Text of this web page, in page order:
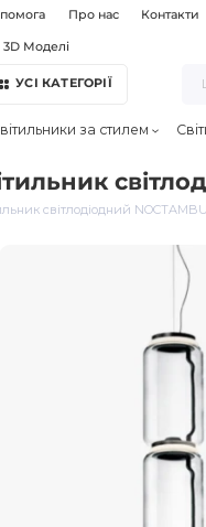
Про нас Контакти
3D Моделі
УСІ КАТЕГОРІЇ
за стилем
світлодіодний